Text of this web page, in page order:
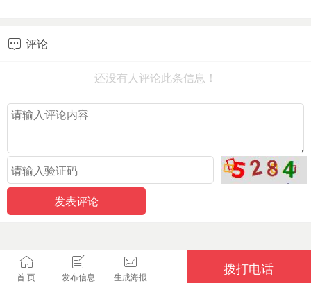
 评论
还没有人评论此条信息！
拨打电话
首 页 发布信息 生成海报